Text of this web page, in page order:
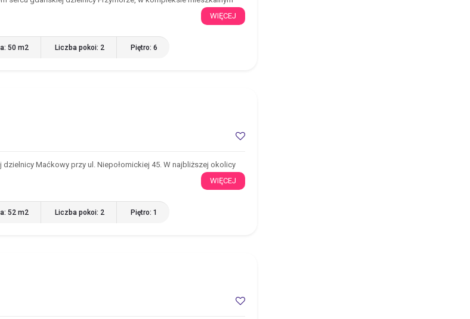
WIĘCEJ
50 m2 Liczba pokoi: 2 Piętro: 6
Maćkowy przy ul. Niepołomickiej 45. W najbliższej okolicy
WIĘCEJ
52 m2 Liczba pokoi: 2 Piętro: 1